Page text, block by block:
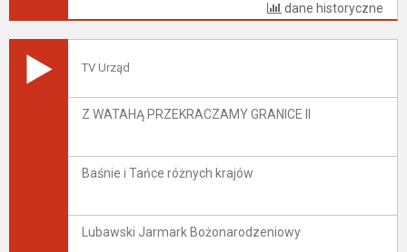
dane historyczne
TV Urząd
Z WATAHĄ PRZEKRACZAMY GRANICE II
Baśnie i Tańce różnych krajów
Lubawski Jarmark Bożonarodzeniowy